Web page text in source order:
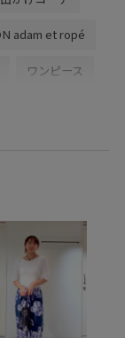
adam et ropé
ワンピース
ツ WEB限定